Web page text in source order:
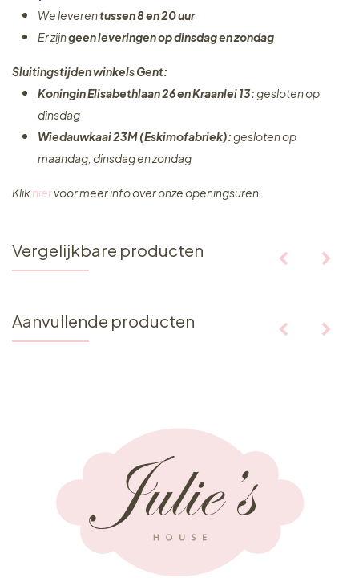
We leverentussen 8 en 20 uur
Er zijngeen leveringenop dinsdag en zondag
Sluitingstijden winkels Gent:
Koningin Elisabethlaan 26 en Kraanlei 13:gesloten op
dinsdag
Wiedauwkaai 23M (Eskimofabriek):gesloten op
maandag, dinsdag en zondag
Klikhiervoor meer info over onze openingsuren.
Vergelijkbare producten
Aanvullende producten